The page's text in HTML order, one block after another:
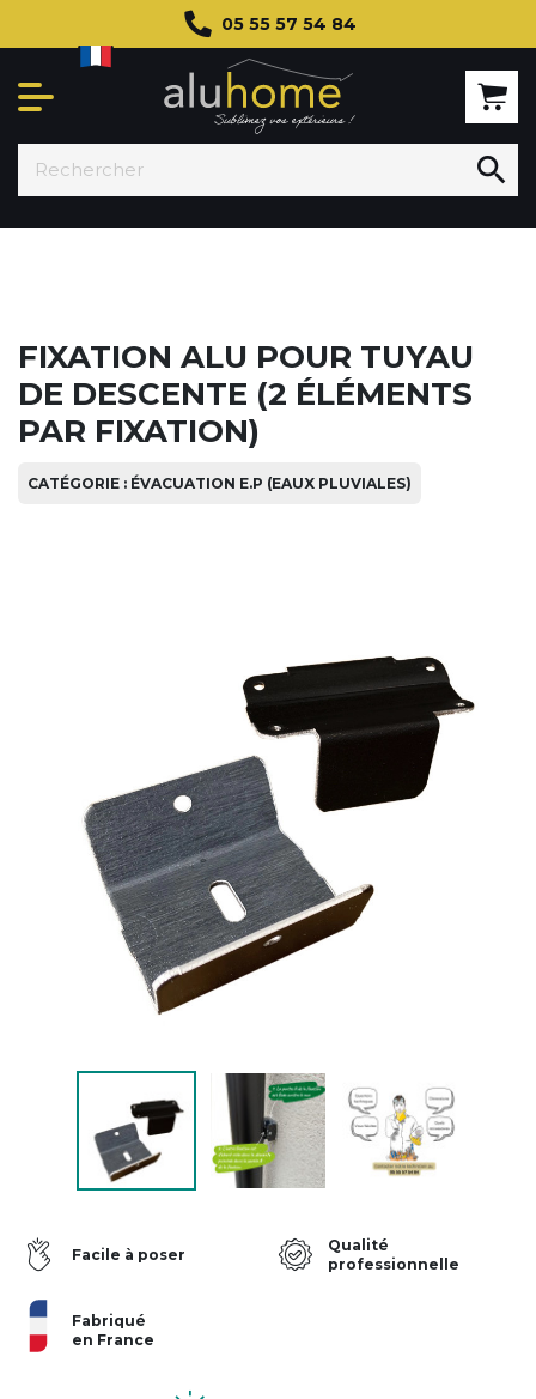
05 55 57 54 84

FIXATION ALU POUR TUYAU
DE DESCENTE (2 ÉLÉMENTS
PAR FIXATION)
CATÉGORIE : ÉVACUATION E.P (EAUX PLUVIALES)
Facile à poser
Qualité
professionnelle
Fabriqué
en France